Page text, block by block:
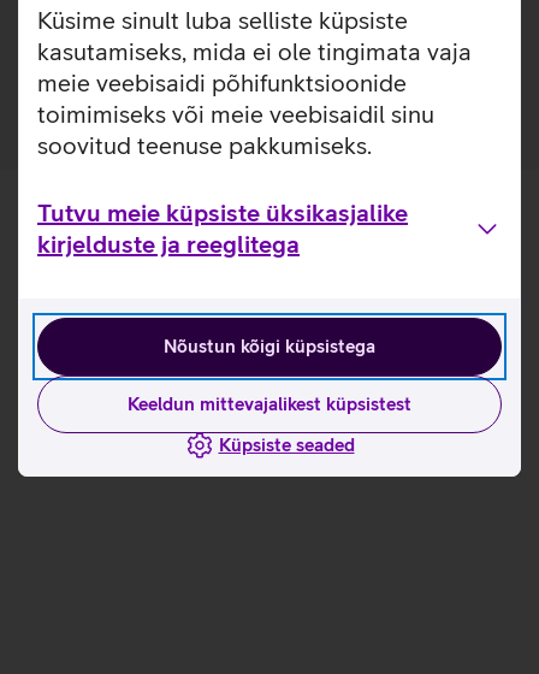
Küsime sinult luba selliste küpsiste
kasutamiseks, mida ei ole tingimata vaja
meie veebisaidi põhifunktsioonide
toimimiseks või meie veebisaidil sinu
soovitud teenuse pakkumiseks.
Tutvu meie küpsiste üksikasjalike
kirjelduste ja reeglitega
Nõustun kõigi küpsistega
Keeldun mittevajalikest küpsistest
Küpsiste seaded
Pakendis on kaasas raam, mis teeb koduse kaitseklaasi
paigalduse mugavamaks.